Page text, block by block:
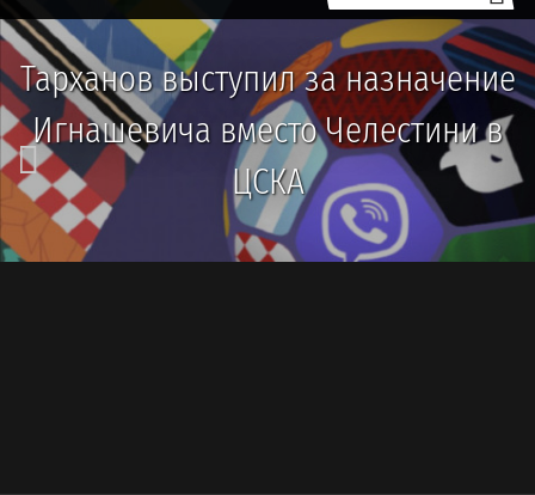
Тарханов выступил за назначение
Игнашевича вместо Челестини в
ЦСКА